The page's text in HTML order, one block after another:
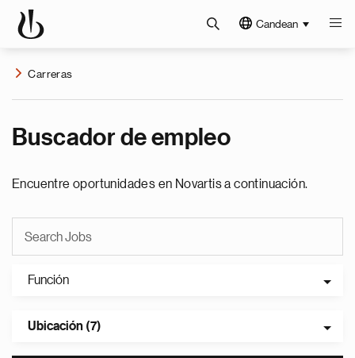
Candean
Carreras
Buscador de empleo
Encuentre oportunidades en Novartis a continuación.
Función
Ubicación (7)